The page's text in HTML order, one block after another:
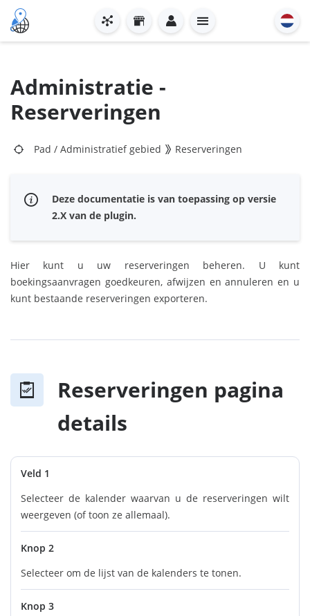
Administratie -
Reserveringen
Pad / Administratief gebied Reserveringen
Deze documentatie is van toepassing op versie
2.X van de plugin.
Hier kunt u uw reserveringen beheren. U kunt
boekingsaanvragen goedkeuren, afwijzen en annuleren en u
kunt bestaande reserveringen exporteren.
Reserveringen pagina
details
Veld 1
Selecteer de kalender waarvan u de reserveringen wilt
weergeven (of toon ze allemaal).
Knop 2
Selecteer om de lijst van de kalenders te tonen.
Knop 3